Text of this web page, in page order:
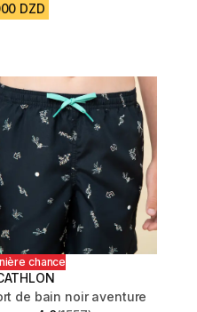
DZD
chance
de bain noir aventure